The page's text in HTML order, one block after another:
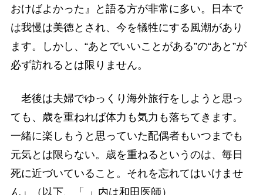
おけばよかった』と語る方が非常に多い。日本で
は我慢は美徳とされ、今を犠牲にする風潮があり
ます。しかし、“あとでいいことがある”の“あと”が
必ず訪れるとは限りません。
老後は夫婦でゆっくり海外旅行をしようと思っ
ても、歳を重ねれば体力も気力も落ちてきます。
一緒に楽しもうと思っていた配偶者もいつまでも
元気とは限らない。歳を重ねるというのは、毎日
死に近づいていること。それを忘れてはいけませ
ん」（以下、「 」内は和田医師）